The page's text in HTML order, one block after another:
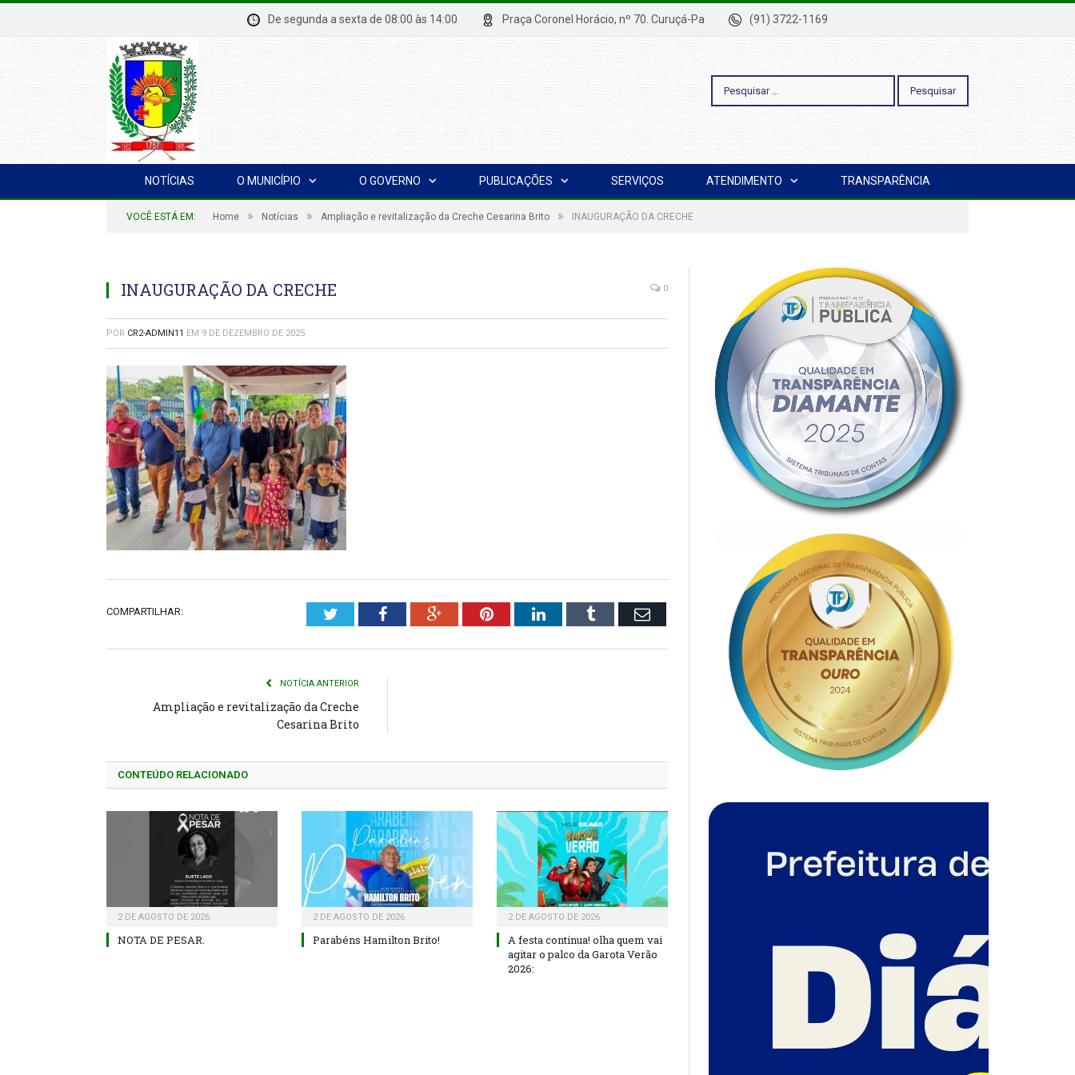
De segunda a sexta de 08:00 às 14:00 Praça Coronel Horácio, nº 70. Curuçá-Pa (91) 3722-1169
Pesquisar
por:
NOTÍCIAS O MUNICÍPIO O GOVERNO PUBLICAÇÕES SERVIÇOS ATENDIMENTO TRANSPARÊNCIA
VOCÊ ESTÁ EM: Home » Notícias » Ampliação e revitalização da Creche Cesarina Brito » INAUGURAÇÃO DA CRECHE
INAUGURAÇÃO DA CRECHE 0
POR CR2-ADMIN11 EM 9 DE DEZEMBRO DE 2025
COMPARTILHAR: TwitterFacebookGoogle+PinterestLinkedInTumblr Email
NOTÍCIA ANTERIOR
Ampliação e revitalização da Creche
Cesarina Brito
CONTEÚDO RELACIONADO
2 DE AGOSTO DE 2026
NOTA DE PESAR.
2 DE AGOSTO DE 2026
Parabéns Hamilton Brito!
2 DE AGOSTO DE 2026
A festa continua! olha quem vai
agitar o palco da Garota Verão
2026: